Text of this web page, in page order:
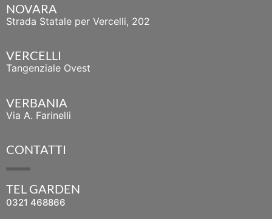
NOVARA
Strada Statale per Vercelli, 202
VERCELLI
Tangenziale Ovest
VERBANIA
Via A. Farinelli
CONTATTI
TEL GARDEN
0321 468866